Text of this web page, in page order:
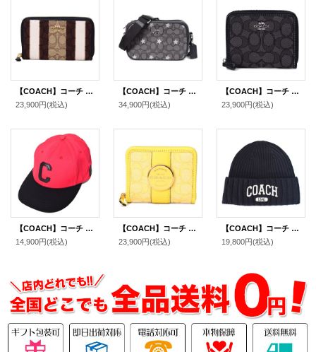
【COACH】コーチ ジャガード スムースレザー シグネチャー ミディアム ストライプ ジップ アラウンド 二つ折り 財布 カーキブラックマルチ〔日本未発売〕
23,900円(税込)
【COACH】コーチ ジャガード レザー シグネチャー 星 スター ジェイミー ミニ カメラバッグ クロスボディー ショルダーバッグ スモーク×ブラックマルチ（日本未発売）
34,900円(税込)
【COACH】コーチ ジャガード レザー シグネチャー ロゴ スモール ジップ アラウンド ウォレット 二つ折り 財布 ブラックスモークブラックマルチ〔日本未発売〕
23,900円(税込)
【COACH】コーチ キャップ 帽子 野球帽 ジャガード ワンポイント キャンバス キャップ バイカラー レッド×ブラック〔日本未発売〕
14,900円(税込)
【COACH】コーチ ジャガード ペブルレザー シグネチャー デンプシー ロゴ スモール ジップ アラウンド ウォレット 二つ折り 財布 レトロイエロー〔日本未発売〕
23,900円(税込)
【COACH】コーチ ニット帽 ビーニー ウール ニット エンブロイダード ロゴ キャップ 帽子 ブラック（日本未発売）
19,800円(税込)